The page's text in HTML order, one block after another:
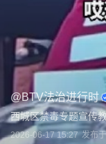
@BTV法治进行时
西城区禁毒专题宣传
2026-06-17 15:27 发布于